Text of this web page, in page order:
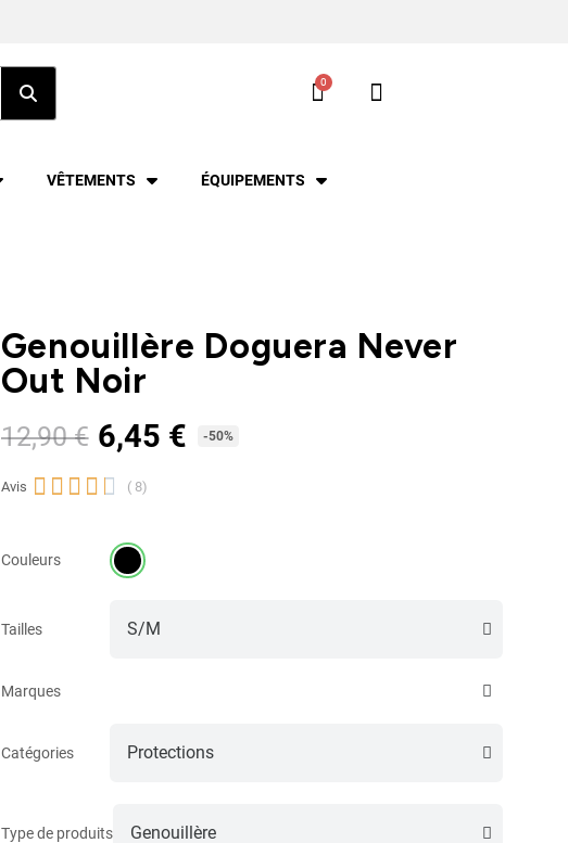
VÊTEMENTS ÉQUIPEMENTS
Genouillère Doguera Never
Out Noir
12,90 € 6,45 € -50%
Avis      ( 8)
Couleurs
Tailles
Marques
Catégories
Type de produits